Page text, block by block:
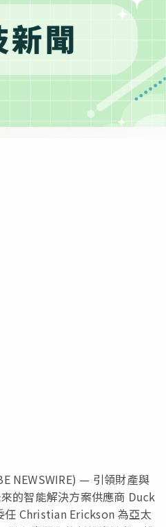
NEWSWIRE) — 引領財產與
的智能解決方案供應商 Duck
Christian Erickson 為亞太